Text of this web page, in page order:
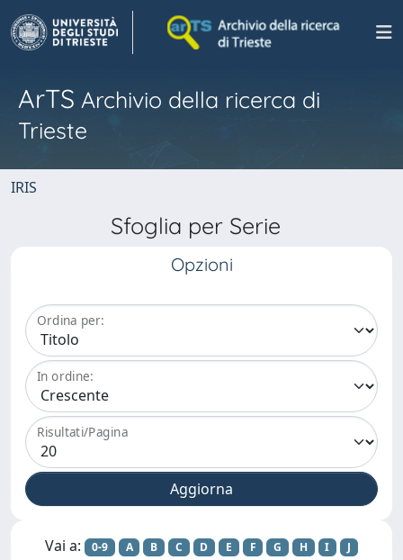
ArTS Archivio della ricerca di
Trieste
IRIS
Sfoglia per Serie
Opzioni
Ordina per:
In ordine:
Risultati/Pagina
Vai a: 0-9 A B C D E F G H I
J